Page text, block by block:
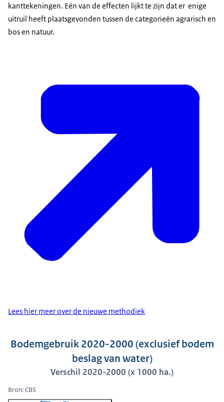
kanttekeningen. Eén van de effecten lijkt te zijn dat er enige
uitruil heeft plaatsgevonden tussen de categorieën agrarisch en
bos en natuur.
Lees hier meer over de nieuwe methodiek
Bodemgebruik 2020-2000 (exclusief bodem
beslag van water)
Verschil 2020-2000 (x 1000 ha.)
Bron: CBS